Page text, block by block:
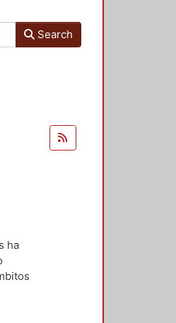
Search
ha